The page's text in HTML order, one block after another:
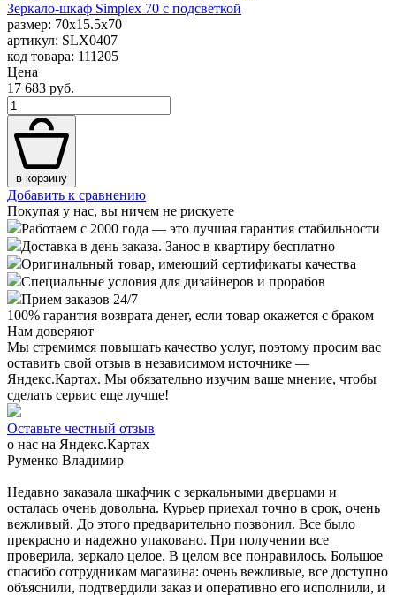
Зеркало-шкаф Simplex 70 с подсветкой
размер: 70x15.5x70
артикул: SLX0407
код товара: 111205
Цена
17 683 руб.
в корзину
Добавить к сравнению
Покупая у нас, вы ничем не рискуете
Работаем с 2000 года — это лучшая гарантия стабильности
Доставка в день заказа. Занос в квартиру бесплатно
Оригинальный товар, имеющий сертификаты качества
Специальные условия для дизайнеров и прорабов
Прием заказов 24/7
100% гарантия возврата денег, если товар окажется с браком
Нам доверяют
Мы стремимся повышать качество услуг, поэтому просим вас
оставить свой отзыв в независимом источнике —
Яндекс.Картах. Мы обязательно изучим ваше мнение, чтобы
сделать сервис еще лучше!
Оставьте честный отзыв
о нас на Яндекс.Картах
Руменко Владимир
Недавно заказала шкафчик с зеркальными дверцами и
осталась очень довольна. Курьер приехал точно в срок, очень
вежливый. До этого предварительно позвонил. Все было
прекрасно и надежно упаковано. При получении все
проверила, зеркало целое. В целом все понравилось. Большое
спасибо сотрудникам магазина: очень вежливые, все доступно
объяснили, подтвердили заказ и оперативно его исполнили, и